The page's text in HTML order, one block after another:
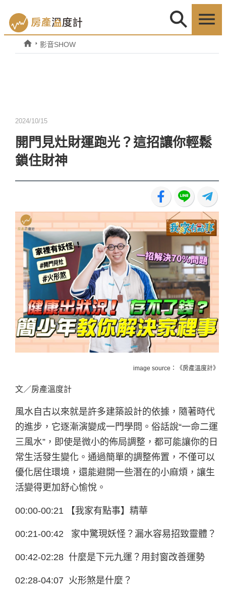
影音SHOW
2024/10/15
開門見灶財運跑光？這招讓你輕鬆
鎖住財神
image source：《房產溫度計》
文／房產溫度計
風水自古以來就是許多建築設計的依據，隨著時代
的進步，它逐漸演變成一門學問。俗話說“一命二運
三風水”，即使是微小的佈局調整，都可能讓你的日
常生活發生變化。通過簡單的調整佈置，不僅可以
優化居住環境，還能避開一些潛在的小麻煩，讓生
活變得更加舒心愉悅。
00:00-00:21 【我家有點事】精華
00:21-00:42 家中驚現妖怪？漏水容易招致靈體？
00:42-02:28 什麼是下元九運？用封窗改善運勢
02:28-04:07 火形煞是什麼？